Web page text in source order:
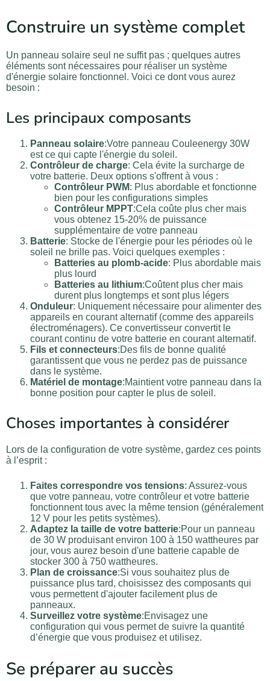
Construire un système complet
Un panneau solaire seul ne suffit pas ; quelques autres
éléments sont nécessaires pour réaliser un système
d'énergie solaire fonctionnel. Voici ce dont vous aurez
besoin :
Les principaux composants
Panneau solaire:Votre panneau Couleenergy 30W
est ce qui capte l'énergie du soleil.
Contrôleur de charge: Cela évite la surcharge de
votre batterie. Deux options s'offrent à vous :
Contrôleur PWM: Plus abordable et fonctionne
bien pour les configurations simples
Contrôleur MPPT:Cela coûte plus cher mais
vous obtenez 15-20% de puissance
supplémentaire de votre panneau
Batterie: Stocke de l'énergie pour les périodes où le
soleil ne brille pas. Voici quelques exemples :
Batteries au plomb-acide: Plus abordable mais
plus lourd
Batteries au lithium:Coûtent plus cher mais
durent plus longtemps et sont plus légers
Onduleur: Uniquement nécessaire pour alimenter des
appareils en courant alternatif (comme des appareils
électroménagers). Ce convertisseur convertit le
courant continu de votre batterie en courant alternatif.
Fils et connecteurs:Des fils de bonne qualité
garantissent que vous ne perdez pas de puissance
dans le système.
Matériel de montage:Maintient votre panneau dans la
bonne position pour capter le plus de soleil.
Choses importantes à considérer
Lors de la configuration de votre système, gardez ces points
à l’esprit :
Faites correspondre vos tensions: Assurez-vous
que votre panneau, votre contrôleur et votre batterie
fonctionnent tous avec la même tension (généralement
12 V pour les petits systèmes).
Adaptez la taille de votre batterie:Pour un panneau
de 30 W produisant environ 100 à 150 wattheures par
jour, vous aurez besoin d'une batterie capable de
stocker 300 à 750 wattheures.
Plan de croissance:Si vous souhaitez plus de
puissance plus tard, choisissez des composants qui
vous permettent d'ajouter facilement plus de
panneaux.
Surveillez votre système:Envisagez une
configuration qui vous permet de suivre la quantité
d’énergie que vous produisez et utilisez.
Se préparer au succès